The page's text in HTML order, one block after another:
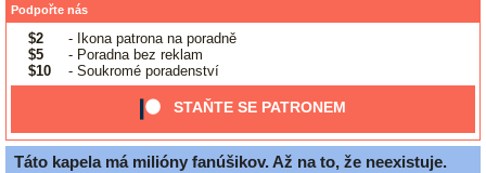
Podpořte nás
$2
- Ikona patrona na poradně
$5
- Poradna bez reklam
$10
- Soukromé poradenství
STAŇTE SE PATRONEM
Táto kapela má milióny fanúšikov. Až na to, že neexistuje.